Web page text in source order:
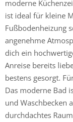
moderne
ist ideal für kleine
Fußbodenheizung
angenehme
dich ein
Anreise bereits
bestens gesorgt.
Das moderne Bad
und Waschbecken
durchdachtes